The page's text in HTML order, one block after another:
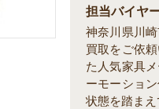
担当バイヤ
神奈川県川
買取をご依
た人気家具
ーモーショ
状態を踏まえ